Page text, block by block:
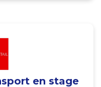
en stage